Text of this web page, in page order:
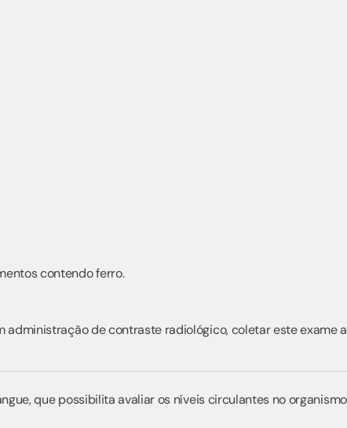
contendo ferro.
administração de contraste radiológico, coletar este
que possibilita avaliar os níveis circulantes no